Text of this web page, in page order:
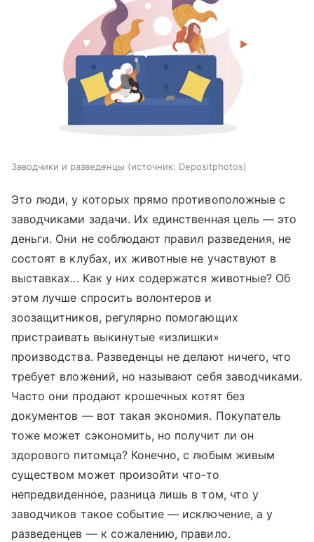
Заводчики и разведенцы источник: Depositphotos
Это люди, у которых прямо противоположные с
заводчиками задачи. Их единственная цель — это
деньги. Они не соблюдают правил разведения, не
состоят в клубах, их животные не участвуют в
выставках... Как у них содержатся животные? Об
этом лучше спросить волонтеров и
зоозащитников, регулярно помогающих
пристраивать выкинутые «излишки»
производства. Разведенцы не делают ничего, что
требует вложений, но называют себя заводчиками.
Часто они продают крошечных котят без
документов — вот такая экономия. Покупатель
тоже может сэкономить, но получит ли он
здорового питомца? Конечно, с любым живым
существом может произойти что-то
непредвиденное, разница лишь в том, что у
заводчиков такое событие — исключение, а у
разведенцев — к сожалению, правило.